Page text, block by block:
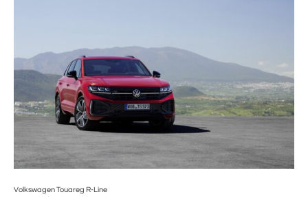
Volkswagen Touareg R-Line